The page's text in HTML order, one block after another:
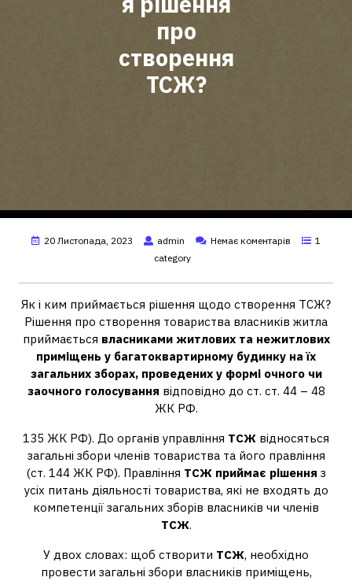
про
створення
ТСЖ?
20 Листопада, 2023 admin Немає коментарів
1
category
Як і ким приймається рішення щодо створення ТСЖ?
Рішення про створення товариства власників житла
приймається власниками житлових та нежитлових
приміщень у багатоквартирному будинку на їх
загальних зборах, проведених у формі очного чи
заочного голосування відповідно до ст. ст. 44 – 48
ЖК РФ.
135 ЖК РФ). До органів управління ТСЖ відносяться
загальні збори членів товариства та його правління
(ст. 144 ЖК РФ). Правління ТСЖ приймає рішення з
усіх питань діяльності товариства, які не входять до
компетенції загальних зборів власників чи членів
ТСЖ.
У двох словах: щоб створити ТСЖ, необхідно
провести загальні збори власників приміщень,